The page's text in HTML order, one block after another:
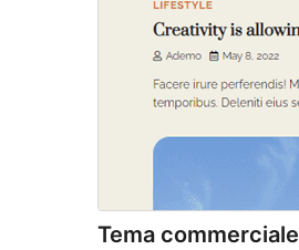
Tema commerciale